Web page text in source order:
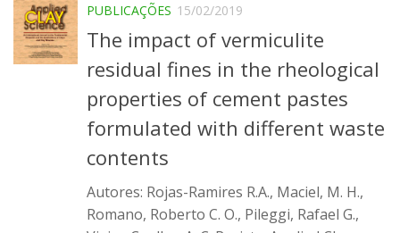
Geral
Projetos de pesquisa
Materiais cimentícios ecoeficientes
PUBLICAÇÕES 15/02/2019
The impact of vermiculite
residual fines in the rheological
properties of cement pastes
formulated with different waste
contents
Autores: Rojas-Ramires R.A., Maciel, M. H.,
Romano, Roberto C. O., Pileggi, Rafael G.,